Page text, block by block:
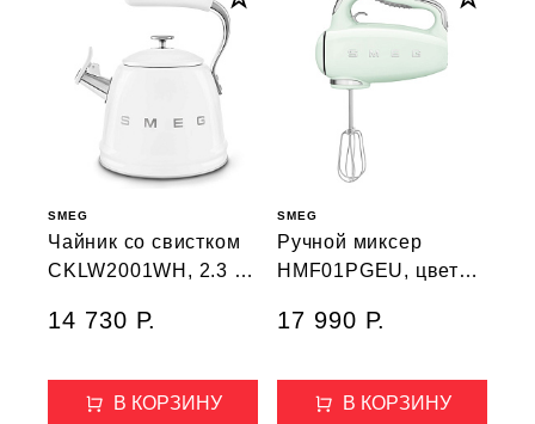
SMEG
Чайник со свистком
CKLW2001WH, 2.3 л,
14 730 Р.
В КОРЗИНУ
SMEG
Ручной миксер
HMF01PGEU, цвет
17 990 Р.
В КОРЗИНУ